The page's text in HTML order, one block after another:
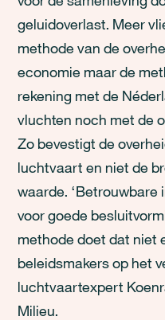
geluidoverlast. Meer
methode van de
economie maar de
rekening met de
vluchten noch met de
Zo bevestigt de
luchtvaart en niet de
waarde.
voor goede
methode doet dat niet
beleidsmakers op het
luchtvaartexpert
Milieu.